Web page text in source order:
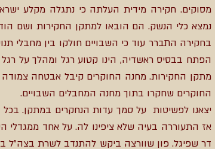
נמצא כלי הנשק. הם הובאו למתקן החקירות ושם
בחקירה התברר עוד כי השבויים חולקו בין מחבלי
הפתח בבסיס ראשדיה, הינו קטוע רגל ומהלך על
מתקן החקירות. מחנה החוקרים קיבל אבטחה
החוקרים שחקרו בתוך מחנה המחבלים השבויים.
יצאנו לפשיטות על סמך עדות הנחקרים במתקן. בכל
אז התעוררה בעיה שלא ציפינו לה. על אחד ממגדלי
דר שפיגל. פון שוורצה ביקש להתנדב לשרת בצה"ל